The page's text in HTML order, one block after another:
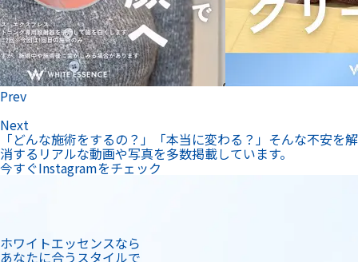
Prev
Next
「どんな施術をするの？」「本当に変わる？」そんな不安を解
消するリアルな動画や写真を多数掲載しています。
今すぐInstagramをチェック
ホワイトエッセンスなら
あなたに合うスタイルで